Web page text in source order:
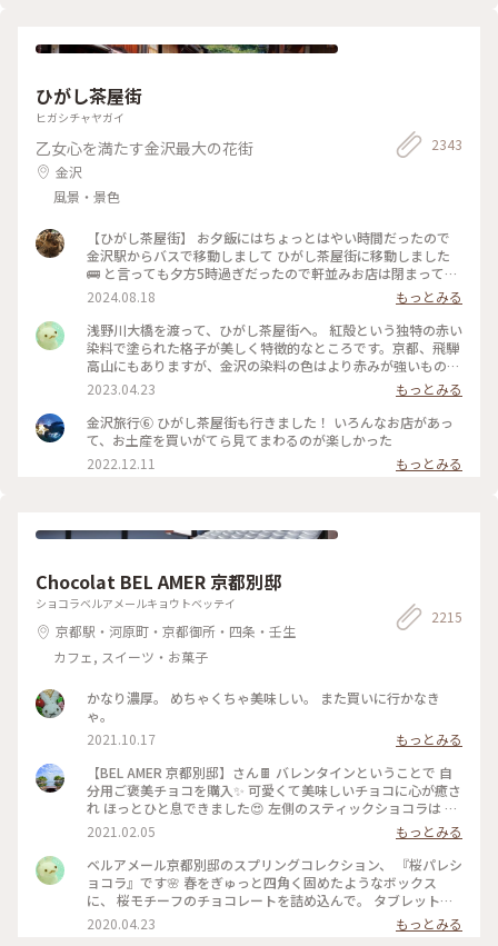
るのかな……？？ほうじ茶だけだと、あんな粉っぽくないと思
ひがし茶屋街
ヒガシチャヤガイ
乙女心を満たす金沢最大の花街
金沢
風景・景色
2343
【ひがし茶屋街】 お夕飯にはちょっとはやい時間だったので
金沢駅からバスで移動しまして ひがし茶屋街に移動しました
🚌 と言っても夕方5時過ぎだったので軒並みお店は閉まってる
ー😱 お目当てだったカフェも金箔ソフトも油取り紙も買えな
いのー⁈😭な様子でしたが 食べ歩きやお買い物ができない代わ
りに 夕方になりだいぶ涼しくなった古い街並みを 観光客少な
めで堪能できたのでそれはそれでヨシです👍 賑やかなひがし
茶屋街はまた今度のお楽しみに取っておくとして 昔の風情を
堪能しつつ夕涼みのお散歩になりました🚶🚶‍♀️ （2024.8.11） #
古い街並み #ひがし茶屋街 #ひゃくまんさん #夕涼み #お散歩 #
北陸応援旅 #ドライブ旅 #金沢 #ことりっぷ金沢 #クラシカル
な街 #ことりっぷ旅2024
2024.08.18
もっとみる
浅野川大橋を渡って、ひがし茶屋街へ。 紅殻という独特の赤い
染料で塗られた格子が美しく特徴的なところです。京都、飛騨
高山にもありますが、金沢の染料の色はより赤みが強いものだ
そう。 茶屋街以外でも、市内のあちこちでこの木虫籠(きむす
こ)と呼ばれる、むしかごのような細い格子を見かけました。
風情があり素敵です。 東料亭組合の前を通ると、芸妓さんの三
味線のお稽古の音が聞こえてきました。 石畳の上をのんびり
金沢 #私のことりっぷ旅 #レトロな街
2023.04.23
もっとみる
金沢旅行⑥ ひがし茶屋街も行きました！ いろんなお店があっ
て、お土産を買いがてら見てまわるのが楽しかった
2022.12.11
もっとみる
Chocolat BEL AMER 京都別邸
ショコラベルアメールキョウトベッテイ
京都駅・河原町・京都御所・四条・壬生
カフェ, スイーツ・お菓子
2215
かなり濃厚。 めちゃくちゃ美味しい。 また買いに行かなき
ゃ。
2021.10.17
もっとみる
【BEL AMER 京都別邸】さん🍫 バレンタインということで 自
分用ご褒美チョコを購入✨ 可愛くて美味しいチョコに心が癒さ
れ ほっとひと息できました😍 左側のスティックショコラは キ
ャラメルやルビーチョコ、 右側はお酒入りチョコや 京都産の
抹茶や宮崎県産日向夏 愛媛県産ほうじ茶など チョコと一言で
言っても たくさんの味を楽しめる✨ パッケージやデザインも
とても可愛いので ご褒美チョコでもプレゼント用でも どちら
にもおすすめの詰め合わせです♡ #ほっとひと息 #バレンタイ
2021.02.05
もっとみる
ベルアメール京都別邸のスプリングコレクション、 『桜パレシ
ョコラ』です🌸 春をぎゅっと四角く固めたようなボックス
に、 桜モチーフのチョコレートを詰め込んで。 タブレットも
良いですが、丸いかたちは 丸窓から桜を覗くような和を感じ
ます。 右から ・桜ブラン・桜ノワール・桜ルビー・桜ミル
2020.04.23 もっとみる